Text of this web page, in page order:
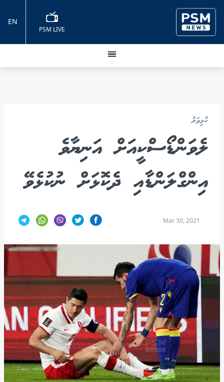
PSM LIVE
EN
ކުޅިވަރު
ލެވަންޑޯސްކީއަށް އަނިޔާވެ
އިންގްލަންޑާއި ދެކޮޅަށް ނުކުޅެވޭ
Mar 30, 2021